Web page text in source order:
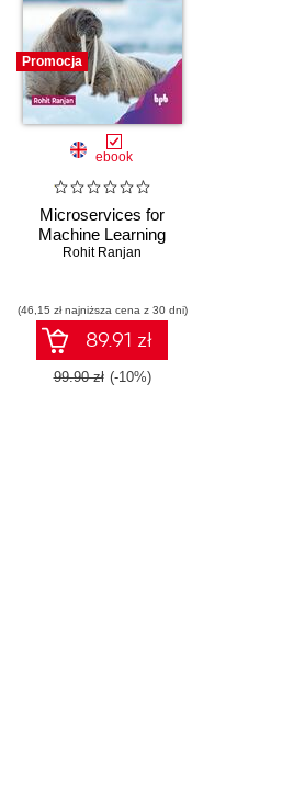
Promocja
ebook
Microservices for
Machine Learning
Rohit Ranjan
(46,15 zł najniższa cena z 30 dni)
89.91 zł
99.90 zł (-10%)